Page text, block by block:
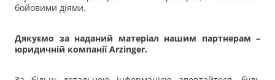
бойовими діями.
Дякуємо за наданий матеріал нашим партнерам –
юридичній компанії Arzinger.